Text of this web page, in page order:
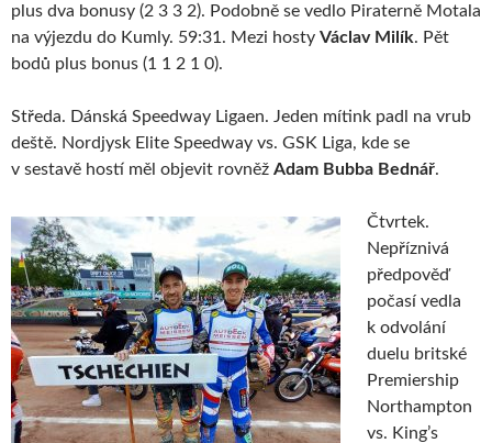
plus dva bonusy (2 3 3 2). Podobně se vedlo Piraterně Motala
na výjezdu do Kumly. 59:31. Mezi hosty Václav Milík. Pět
bodů plus bonus (1 1 2 1 0).
Středa. Dánská Speedway Ligaen. Jeden mítink padl na vrub
deště. Nordjysk Elite Speedway vs. GSK Liga, kde se
v sestavě hostí měl objevit rovněž Adam Bubba Bednář.
Čtvrtek.
Nepříznivá
předpověď
počasí vedla
k odvolání
duelu britské
Premiership
Northampton
vs. King’s